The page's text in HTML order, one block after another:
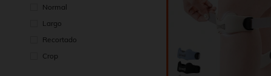
Normal
Largo
Recortado
Crop